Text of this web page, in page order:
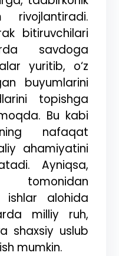
rivojlantiradi.
bitiruvchilari
savdoga
yuritib, o‘z
buyumlarini
topishga
Bu kabi
nafaqat
ahamiyatini
Ayniqsa,
ishlar alohida
milliy ruh,
shaxsiy uslub
mumkin.